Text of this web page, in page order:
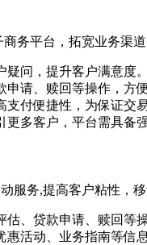
务平台，拓宽业务渠
疑问，提升客户满意度。
申请、赎回等操作，方
付便捷性，为保证交
更多客户，平台需具备
服务,提高客户粘性，
估、贷款申请、赎回等
惠活动、业务指南等信